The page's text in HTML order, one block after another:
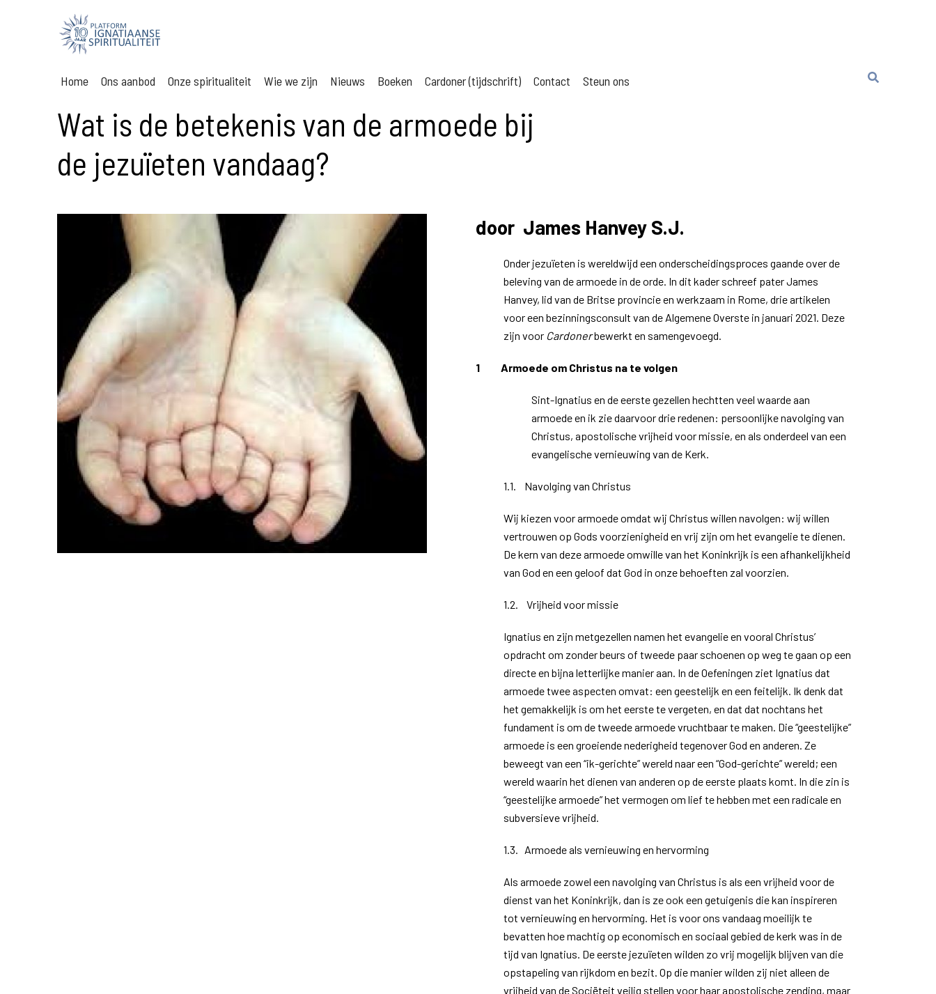
Home Ons aanbod Onze spiritualiteit Wie we zijn Nieuws Boeken Cardoner (tijdschrift) Contact Steun ons
Wat is de betekenis van de armoede bij
de jezuïeten vandaag?
door James Hanvey S.J.
Onder jezuïeten is wereldwijd een onderscheidingsproces gaande over de
beleving van de armoede in de orde. In dit kader schreef pater James
Hanvey, lid van de Britse provincie en werkzaam in Rome, drie artikelen
voor een bezinningsconsult van de Algemene Overste in januari 2021. Deze
zijn voor Cardonerbewerkt en samengevoegd.
1 Armoede om Christus na te volgen
Sint-Ignatius en de eerste gezellen hechtten veel waarde aan
armoede en ik zie daarvoor drie redenen: persoonlijke navolging van
Christus, apostolische vrijheid voor missie, en als onderdeel van een
evangelische vernieuwing van de Kerk.
1.1. Navolging van Christus
Wij kiezen voor armoede omdat wij Christus willen navolgen: wij willen
vertrouwen op Gods voorzienigheid en vrij zijn om het evangelie te dienen.
De kern van deze armoede omwille van het Koninkrijk is een afhankelijkheid
van God en een geloof dat God in onze behoeften zal voorzien.
1.2. Vrijheid voor missie
Ignatius en zijn metgezellen namen het evangelie en vooral Christus’
opdracht om zonder beurs of tweede paar schoenen op weg te gaan op een
directe en bijna letterlijke manier aan. In de Oefeningen ziet Ignatius dat
armoede twee aspecten omvat: een geestelijk en een feitelijk. Ik denk dat
het gemakkelijk is om het eerste te vergeten, en dat dat nochtans het
fundament is om de tweede armoede vruchtbaar te maken. Die “geestelijke”
armoede is een groeiende nederigheid tegenover God en anderen. Ze
beweegt van een “ik-gerichte” wereld naar een “God-gerichte” wereld; een
wereld waarin het dienen van anderen op de eerste plaats komt. In die zin is
“geestelijke armoede” het vermogen om lief te hebben met een radicale en
subversieve vrijheid.
1.3. Armoede als vernieuwing en hervorming
Als armoede zowel een navolging van Christus is als een vrijheid voor de
dienst van het Koninkrijk, dan is ze ook een getuigenis die kan inspireren
tot vernieuwing en hervorming. Het is voor ons vandaag moeilijk te
bevatten hoe machtig op economisch en sociaal gebied de kerk was in de
tijd van Ignatius. De eerste jezuïeten wilden zo vrij mogelijk blijven van die
opstapeling van rijkdom en bezit. Op die manier wilden zij niet alleen de
vrijheid van de Sociëteit veilig stellen voor haar apostolische zending, maar